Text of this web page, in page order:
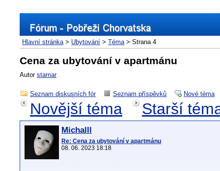
Hlavní stránka> Ubytování > Téma> Strana 4
Cena za ubytování v apartmánu
Autor stamar
Seznam diskusních fór Seznam příspěvků Nové téma
Novější téma Starší
Michalll
Re: Cena za ubytování v apartmánu
08. 06. 2023 18:18